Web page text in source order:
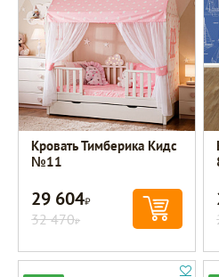
Кровать Тимберика Кидс
№11
29 604Р
32 470Р